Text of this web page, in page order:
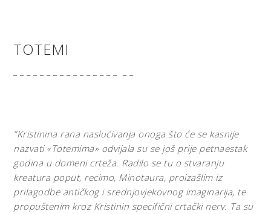
TOTEMI
”Kristinina rana naslućivanja onoga što će se kasnije
nazvati «Totemima» odvijala su se još prije petnaestak
godina u domeni crteža. Radilo se tu o stvaranju
kreatura poput, recimo, Minotaura, proizašlim iz
prilagodbe antičkog i srednjovjekovnog imaginarija, te
propuštenim kroz Kristinin specifični crtački nerv. Ta su